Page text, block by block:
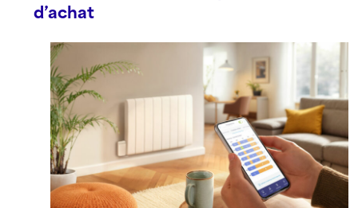
d’achat